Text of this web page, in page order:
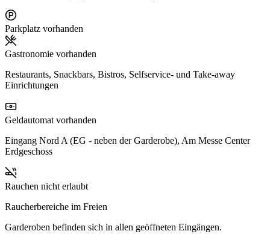
Mit den öffentlichen Verkehrsmitteln (ÖPNV)
Die Stadtbahn U78 MERKUR SPIEL-ARENA/Messe Nord und
U79 Messe Ost (Ausstieg: Messe Ost/Stockumer Kirchstr.) sowie
der Bus 722 (Ausstieg: Messe Ost oder Messe Süd / CCD) bringen
Sie direkt und bequem zur Messe.
Wichtige Umsteigepunkte in Düsseldorf sind "Hauptbahnhof" und
Düsseldorf erreichbar.
Während der Messe bietet die Rheinbahn zusätzlich den Flughafen-
Shuttlebus 896 an.
Parkplatz vorhanden
Gastronomie vorhanden
Restaurants, Snackbars, Bistros, Selfservice- und Take-away
Einrichtungen
Geldautomat vorhanden
Eingang Nord A (EG - neben der Garderobe), Am Messe Center
Erdgeschoss
Rauchen nicht erlaubt
Raucherbereiche im Freien
Garderoben befinden sich in allen geöffneten Eingängen.